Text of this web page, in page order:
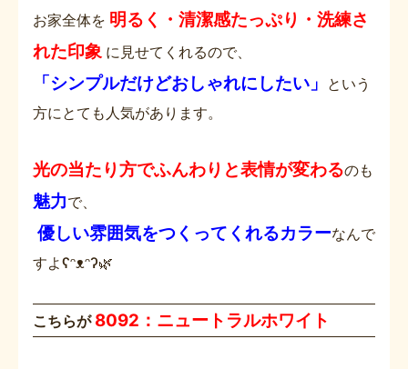
お家全体を 明るく・清潔感たっぷり・洗練さ
れた印象 に見せてくれるので、
「シンプルだけどおしゃれにしたい」 という
方にとても人気があります。
光の当たり方でふんわりと表情が変わるのも
魅力で、
優しい雰囲気をつくってくれるカラーなんで
すよʕᵔᴥᵔʔ🌿
こちらが8092：ニュートラルホワイト